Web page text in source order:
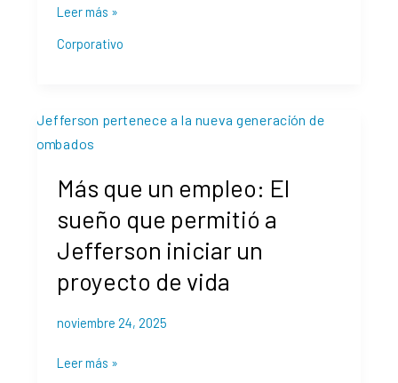
2025
Leer más »
Corporativo
Más que un empleo: El
sueño que permitió a
Jefferson iniciar un
proyecto de vida
noviembre 24, 2025
Más
que
empleo:
sueño
que
a
iniciar
un
Leer más »